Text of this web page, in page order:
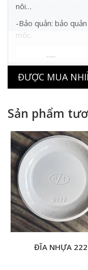
nôi…
-Bảo quản: bảo
mốc.
ĐƯỢC MUA
Sản phẩm
ĐĨA NHỰA 222